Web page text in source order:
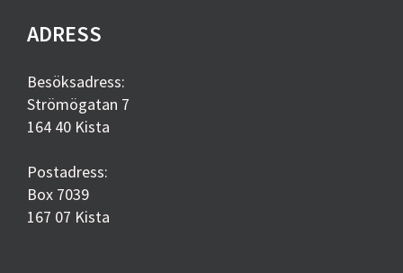
ADRESS
Besöksadress:
Strömögatan 7
164 40 Kista
Postadress:
Box 7039
167 07 Kista